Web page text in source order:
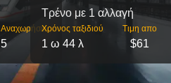
Αναχωρήσεις
5
Τρένο με 1 αλλαγή
Χρόνος ταξιδιού
1 ω 44 λ
Τιμη απο
$61